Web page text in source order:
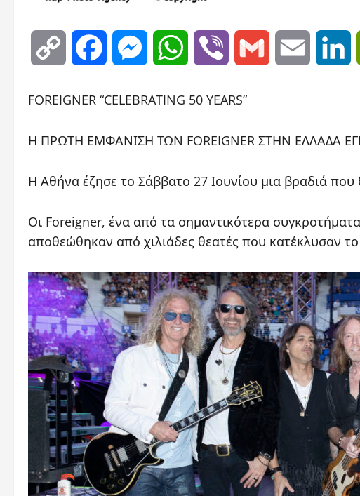
Copy Facebook MessengerWhatsAppViber Gmail Email
FOREIGNER “CELEBRATING 50 YEARS”
Η ΠΡΩΤΗ ΕΜΦΑΝΙΣΗ ΤΩΝ FOREIGNER ΣΤΗΝ ΕΛΛΑΔΑ
Η Αθήνα έζησε το Σάββατο 27 Ιουνίου μια βραδιά
Οι Foreigner, ένα από τα σημαντικότερα
αποθεώθηκαν από χιλιάδες θεατές που κατέκλυσαν